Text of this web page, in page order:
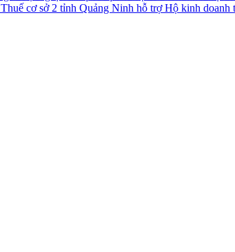
Thuế cơ sở 2 tỉnh Quảng Ninh hỗ trợ Hộ kinh doanh